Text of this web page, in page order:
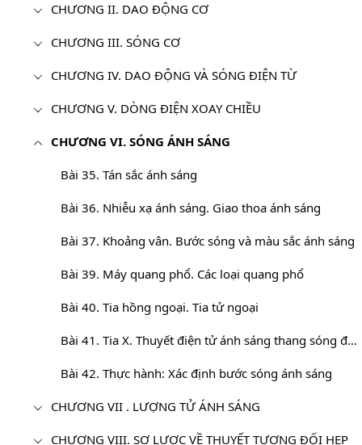
CHƯƠNG II. DAO ĐỘNG CƠ
CHƯƠNG III. SÓNG CƠ
CHƯƠNG IV. DAO ĐỘNG VÀ SÓNG ĐIỆN TỪ
CHƯƠNG V. DÒNG ĐIỆN XOAY CHIỀU
CHƯƠNG VI. SÓNG ÁNH SÁNG
Bài 35. Tán sắc ánh sáng
Bài 36. Nhiễu xạ ánh sáng. Giao thoa ánh sáng
Bài 37. Khoảng vân. Bước sóng và màu sắc ánh sáng
Bài 39. Máy quang phổ. Các loại quang phổ
Bài 40. Tia hồng ngoại. Tia tử ngoại
Bài 41. Tia X. Thuyết điện tử ánh sáng thang sóng điện từ
Bài 42. Thực hành: Xác định bước sóng ánh sáng
CHƯƠNG VII . LƯỢNG TỬ ÁNH SÁNG
CHƯƠNG VIII. SƠ LƯỢC VỀ THUYẾT TƯƠNG ĐỐI HẸP